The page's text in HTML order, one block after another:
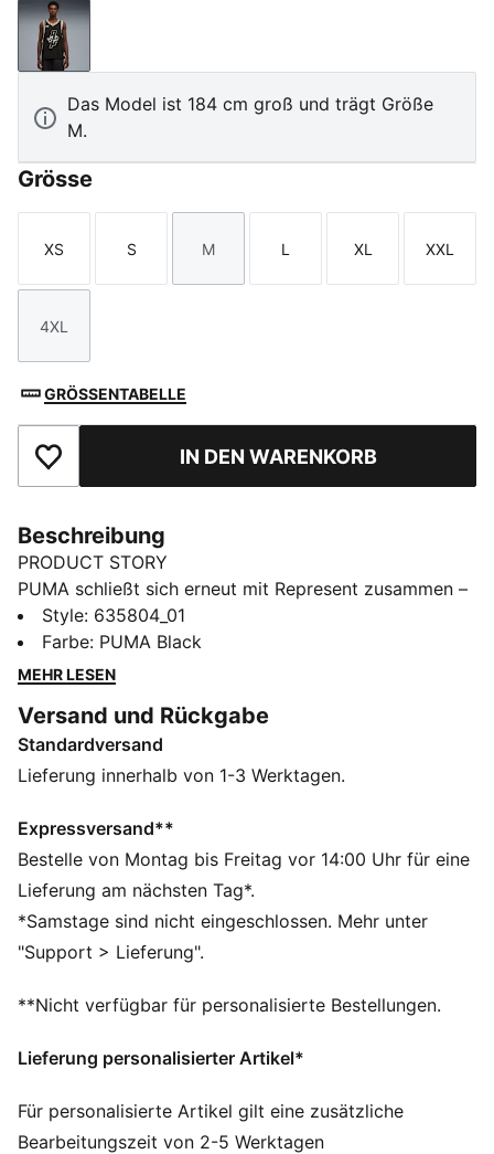
PUMA Black
Das Model ist 184 cm groß und trägt Größe
M.
Grösse
Größe
XS
Größe
S
Größe
M
Größe
L
Größe
XL
Größe
XXL
Größe
4XL
GRÖSSENTABELLE
Zu Favoriten hinzufügenIN DEN WARENKORB
Beschreibung
PRODUCT STORY
PUMA schließt sich erneut mit Represent zusammen –
für eine Kollektion, die modernen Sportstyle und
zeitgenössischen Luxus verbindet. Die Kollektion
kombiniert die britische Streetwear-Identität von
Das Ergebnis: schicke Pieces mit durchdachten
Details. Dieses ärmellose Trikot hat eine auffällige
Grafik auf der Vorderseite.
Aus 100 % recyceltem Material, Besatz und Deko sind
ausgenommen.
DETAILS
Passform: Regulär
Ausschnitt: Rundhalsausschnitt
Ärmellos
PUMA x REPRESENT Branding-Details
Style: 635804_01
Farbe: PUMA Black
MEHR LESEN
Versand und Rückgabe
Standardversand
Lieferung innerhalb von 1-3 Werktagen.
Expressversand**
Bestelle von Montag bis Freitag vor 14:00 Uhr für eine
Lieferung am nächsten Tag*.
*Samstage sind nicht eingeschlossen. Mehr unter
"Support > Lieferung".
**Nicht verfügbar für personalisierte Bestellungen.
Lieferung personalisierter Artikel*
Für personalisierte Artikel gilt eine zusätzliche
Bearbeitungszeit von 2-5 Werktagen